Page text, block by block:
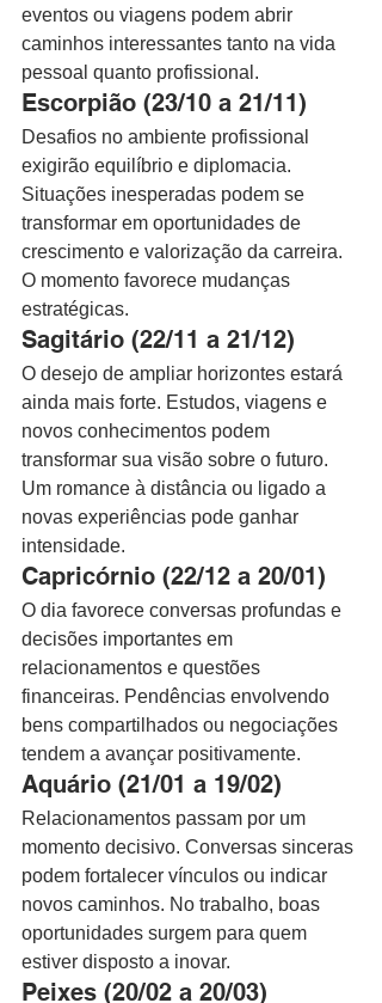
eventos ou viagens podem abrir
caminhos interessantes tanto na vida
pessoal quanto profissional.
Escorpião (23/10 a 21/11)
Desafios no ambiente profissional
exigirão equilíbrio e diplomacia.
Situações inesperadas podem se
transformar em oportunidades de
crescimento e valorização da carreira.
O momento favorece mudanças
estratégicas.
Sagitário (22/11 a 21/12)
O desejo de ampliar horizontes estará
ainda mais forte. Estudos, viagens e
novos conhecimentos podem
transformar sua visão sobre o futuro.
Um romance à distância ou ligado a
novas experiências pode ganhar
intensidade.
Capricórnio (22/12 a 20/01)
O dia favorece conversas profundas e
decisões importantes em
relacionamentos e questões
financeiras. Pendências envolvendo
bens compartilhados ou negociações
tendem a avançar positivamente.
Aquário (21/01 a 19/02)
Relacionamentos passam por um
momento decisivo. Conversas sinceras
podem fortalecer vínculos ou indicar
novos caminhos. No trabalho, boas
oportunidades surgem para quem
estiver disposto a inovar.
Peixes (20/02 a 20/03)